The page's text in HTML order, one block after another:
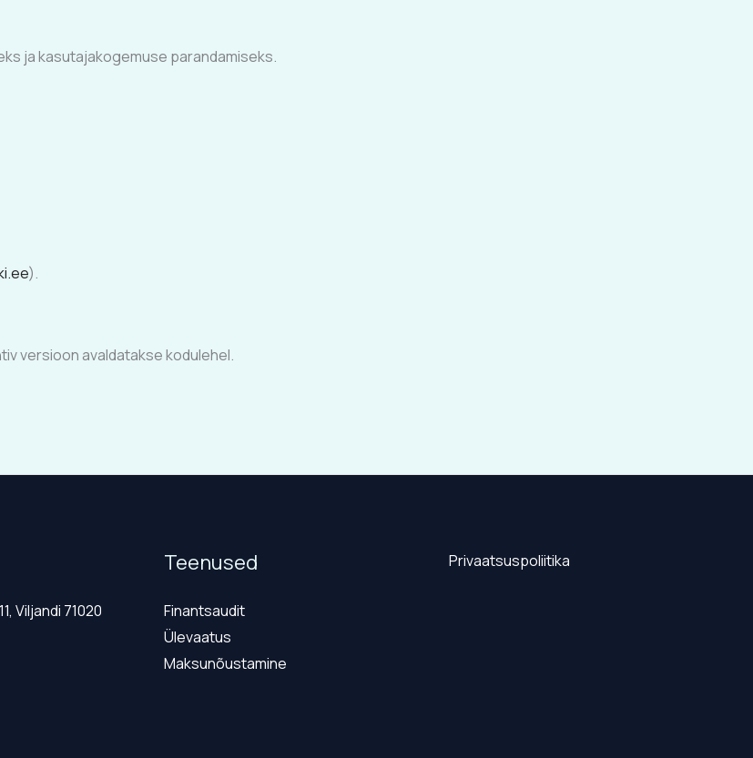
ja kasutajakogemuse parandamiseks.
).
versioon avaldatakse kodulehel.
Viljandi 71020
Teenused
Finantsaudit
Ülevaatus
Maksunõustamine
Privaatsuspoliitika